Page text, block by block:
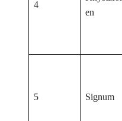
4
en
5 Signum